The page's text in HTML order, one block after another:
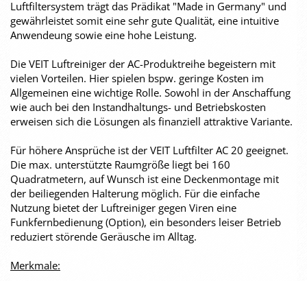
Luftfiltersystem trägt das Prädikat "Made in Germany" und
gewährleistet somit eine sehr gute Qualität, eine intuitive
Anwendeung sowie eine hohe Leistung.
Die VEIT Luftreiniger der AC-Produktreihe begeistern mit
vielen Vorteilen. Hier spielen bspw. geringe Kosten im
Allgemeinen eine wichtige Rolle. Sowohl in der Anschaffung
wie auch bei den Instandhaltungs- und Betriebskosten
erweisen sich die Lösungen als finanziell attraktive Variante.
Für höhere Ansprüche ist der VEIT Luftfilter AC 20 geeignet.
Die max. unterstützte Raumgröße liegt bei 160
Quadratmetern, auf Wunsch ist eine Deckenmontage mit
der beiliegenden Halterung möglich. Für die einfache
Nutzung bietet der Luftreiniger gegen Viren eine
Funkfernbedienung (Option), ein besonders leiser Betrieb
reduziert störende Geräusche im Alltag.
Merkmale: